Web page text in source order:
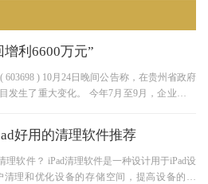
利6600万元”
) 10月24日晚间公告称，在贵州省政府
发生了重大变化。 今年7月至9月，企业陆续
好用的清理软件推荐
理软件？ iPad清理软件是一种设计用于iPad设
理和优化设备的存储空间，提高设备的性